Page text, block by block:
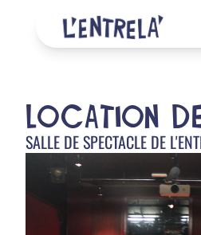
LOCATION
SALLE DE SPECTACLE DE